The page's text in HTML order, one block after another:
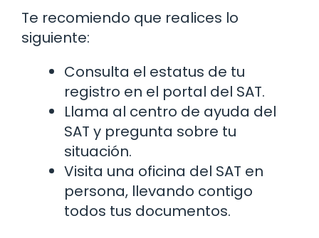
Te recomiendo que realices lo
siguiente:
Consulta el estatus de tu
registro en el portal del SAT.
Llama al centro de ayuda del
SAT y pregunta sobre tu
situación.
Visita una oficina del SAT en
persona, llevando contigo
todos tus documentos.